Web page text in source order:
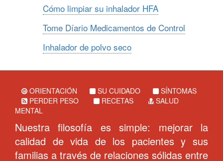
Cómo limpiar su inhalador HFA
Tome Díario Medicamentos de Control
Inhalador de polvo seco
ORIENTACIÓN SU CUIDADO
SÍNTOMAS
PERDER PESO
RECETAS
SALUD
MENTAL
Nuestra filosofía es simple: mejorar la
calidad de vida de los pacientes y sus
familias a través de relaciones sólidas entre